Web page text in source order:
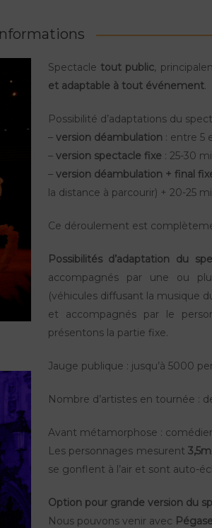
Spectacle tout public,
et adaptable à tout événement.
Possibilité d’adaptations du
– version déambulation : entre 5
– version spectacle fixe : 25-30
– version déambulation + final
la distance à parcourir) + 20-25
Ce déroulement est
Possibilités d’adaptation du
accompagnés par une ou
(véhicules diffusant la musique
et accompagnés par le
présentons la partie fixe.
Jauge publique : jusqu’à 5000
Nombre d’artistes en tournée :
Avant métamorphose :
Les personnages mesurent
se gonflent à l’air et sont auto-
Option pour grande version du
Nous pouvons venir avec Pégase